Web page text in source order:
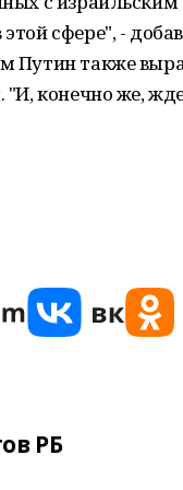
сфере", -
Путин также
"И, конечно же,
РБ